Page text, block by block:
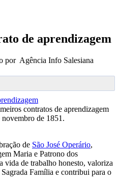
de aprendizagem
por Agência Info Salesiana
contratos de aprendizagem
novembro de 1851.
de São José Operário,
Maria e Patrono dos
vida de trabalho honesto, valoriza
Família e contribui para o